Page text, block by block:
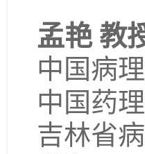
孟艳 教
中国病
中国药
吉林省